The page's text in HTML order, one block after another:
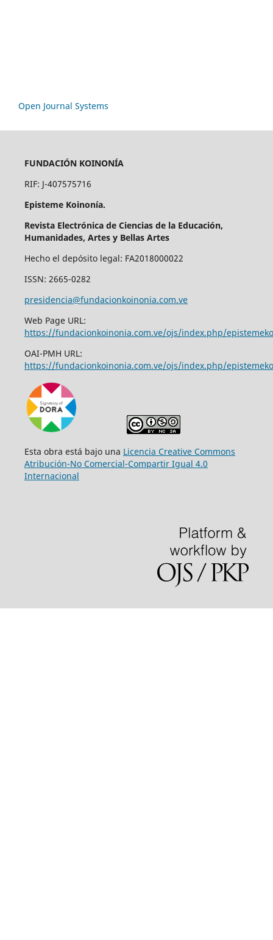
Open Journal Systems
FUNDACIÓN KOINONÍA
RIF: J-407575716
Episteme Koinonía.
Revista Electrónica de Ciencias de la Educación,
Humanidades, Artes y Bellas Artes
Hecho el depósito legal: FA2018000022
ISSN: 2665-0282
presidencia@fundacionkoinonia.com.ve
Web Page URL:
https://fundacionkoinonia.com.ve/ojs/index.php/
OAI-PMH URL:
https://fundacionkoinonia.com.ve/ojs/index.php/
Esta obra está bajo una Licencia Creative Commons
Atribución-No Comercial-Compartir Igual 4.0
Internacional